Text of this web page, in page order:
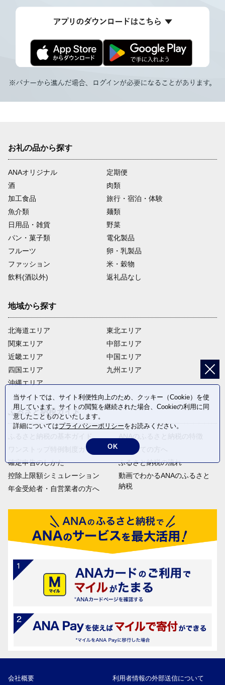
お礼の品から探す
ANAオリジナル
定期便
酒
肉類
加工食品
旅行・宿泊・体験
魚介類
麺類
日用品・雑貨
野菜
パン・菓子類
電化製品
フルーツ
卵・乳製品
ファッション
米・穀物
飲料(酒以外)
返礼品なし
地域から探す
北海道エリア
関東エリア
近畿エリア
四国エリア
沖縄エリア
東北エリア
中部エリア
中国エリア
九州エリア
ふるさと納税ガイド
ふるさと納税の基本ガイド
ワンストップ特例制度ガイド
確定申告のしかた
控除上限額シミュレーション
年金受給者・自営業者の方へ
ANAのふるさと納税の特徴
はじめての方へ
ふるさと納税の流れ
動画でわかるANAのふるさと
納税
会社概要 利用者情報の外部送信について
当サイトでは、サイト利便性向上のため、クッキー（Cookie）を使
用しています。サイトの閲覧を継続された場合、Cookieの利用に同
意したことものといたします。
詳細についてはプライバシーポリシーをお読みください。
OK